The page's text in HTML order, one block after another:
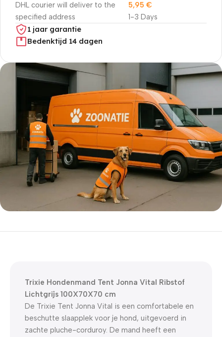
DHL courier will deliver to the
specified address
1-3 Days
5,95 €
1 jaar garantie
Bedenktijd 14 dagen
5% korting met code
Trixie Hondenmand Tent Jonna Vital Ribstof
Lichtgrijs 100X70X70 cm
De Trixie Tent Jonna Vital is een comfortabele en
beschutte slaapplek voor je hond, uitgevoerd in
zachte pluche-corduroy. De mand heeft een